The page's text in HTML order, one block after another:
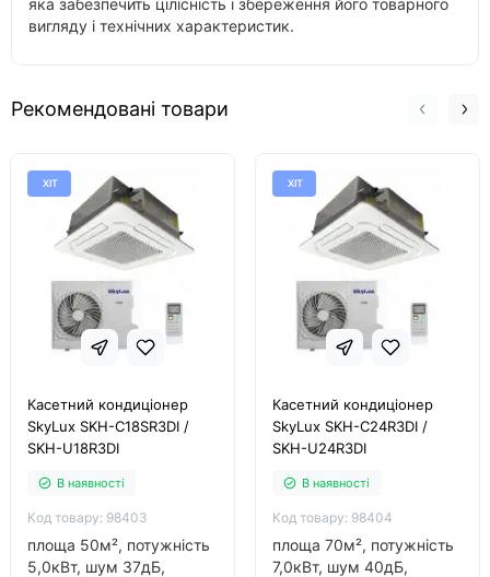
яка забезпечить цілісність і збереження його товарного
вигляду і технічних характеристик.
Рекомендовані товари
ХІТ
Касетний кондиціонер
SkyLux SKH-C18SR3DI /
SKH-U18R3DI
В наявності
Код товару: 98403
площа 50м², потужність
5,0кВт, шум 37дБ,
ХІТ
Касетний кондиціонер
SkyLux SKH-C24R3DI /
SKH-U24R3DI
В наявності
Код товару: 98404
площа 70м², потужність
7,0кВт, шум 40дБ,